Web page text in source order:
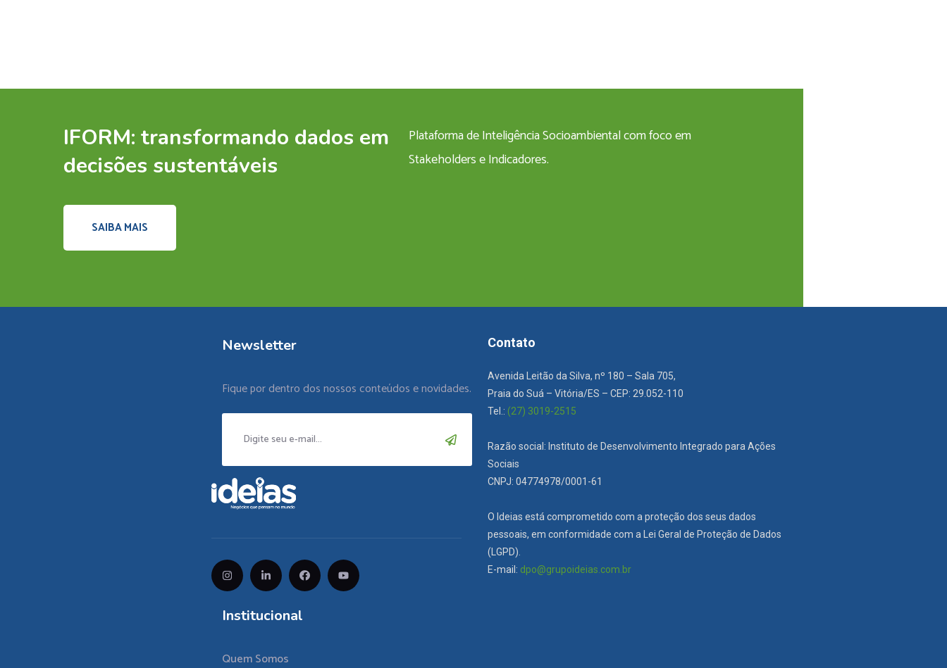
IFORM: transformando dados em
decisões sustentáveis
Plataforma de Inteligência Socioambiental com foco em
Stakeholders e Indicadores.
SAIBA MAIS
Newsletter
Fique por dentro dos nossos conteúdos e novidades.
Institucional
Quem Somos
Contato
Avenida Leitão da Silva, nº 180 – Sala 705,
Praia do Suá – Vitória/ES – CEP: 29.052-110
Tel.: (27) 3019-2515
Razão social: Instituto de Desenvolvimento Integrado para Ações
Sociais
CNPJ: 04774978/0001-61
O Ideias está comprometido com a proteção dos seus dados
pessoais, em conformidade com a Lei Geral de Proteção de Dados
(LGPD).
E-mail: dpo@grupoideias.com.br